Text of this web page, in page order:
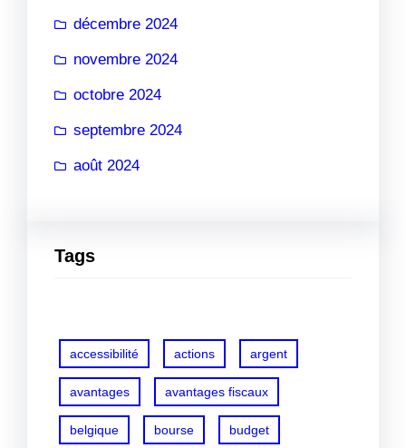
décembre 2024
novembre 2024
octobre 2024
septembre 2024
août 2024
Tags
accessibilité actions argent
avantages avantages fiscaux
belgique bourse budget